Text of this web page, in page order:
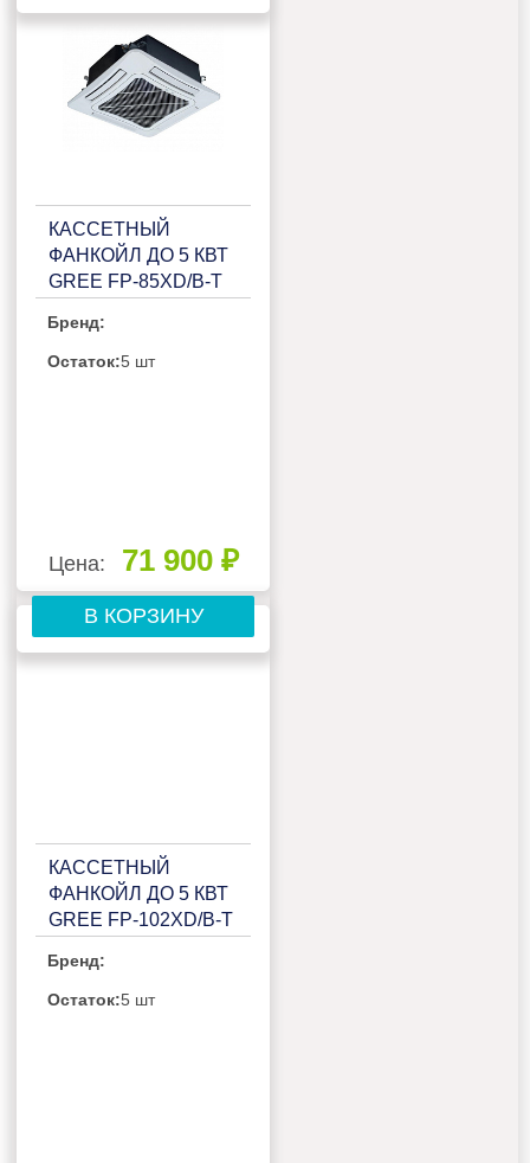
КАССЕТНЫЙ
ФАНКОЙЛ ДО 5 КВТ
GREE FP-85XD/B-T
Бренд:
Остаток:5 шт
Цена: 71 900 ₽
В КОРЗИНУ
КАССЕТНЫЙ
ФАНКОЙЛ ДО 5 КВТ
GREE FP-102XD/B-T
Бренд:
Остаток:5 шт